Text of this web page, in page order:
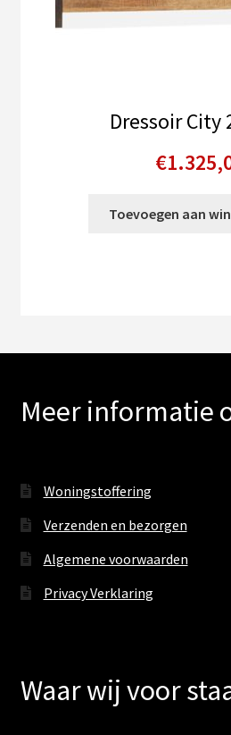
Dressoir City
€
Toevoegen aan
Meer informatie
Woningstoffering
Verzenden en bezorgen
Algemene voorwaarden
Privacy Verklaring
Waar wij voor